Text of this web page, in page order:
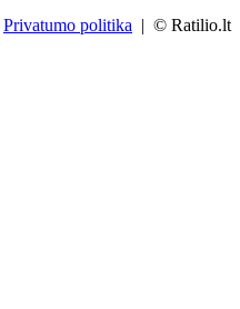
Privatumo politika | © Ratilio.lt